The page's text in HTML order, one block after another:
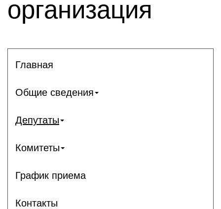
организация
Главная
Общие сведения
Депутаты
Комитеты
График приема
Контакты